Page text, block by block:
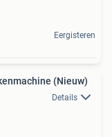
Eergisteren
(Nieuw)
Details